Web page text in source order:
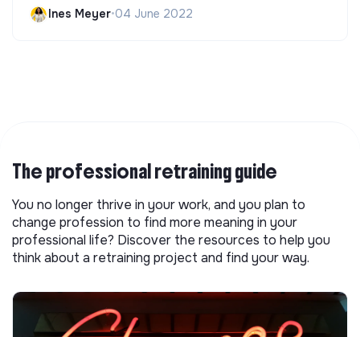
Ines Meyer•04 June 2022
The professional retraining guide
You no longer thrive in your work, and you plan to
change profession to find more meaning in your
professional life? Discover the resources to help you
think about a retraining project and find your way.